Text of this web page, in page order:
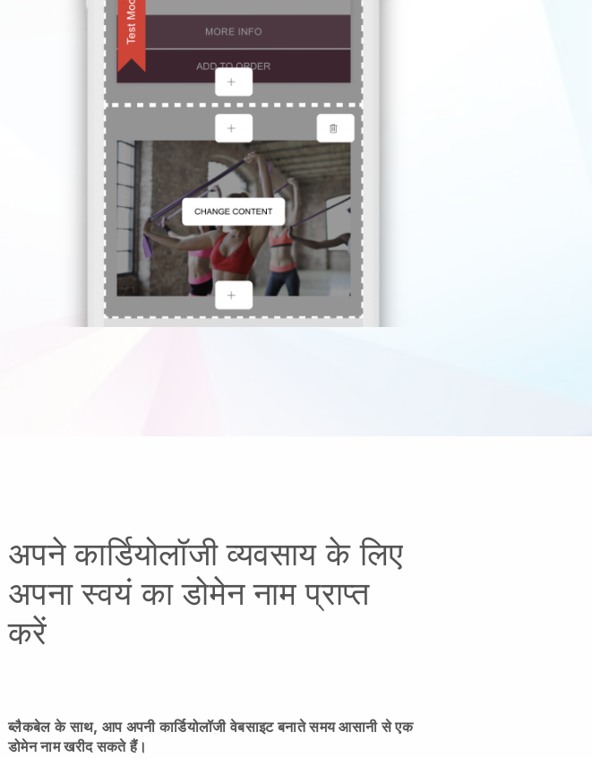
अपने कार्डियोलॉजी व्यवसाय के लिए
अपना स्वयं का डोमेन नाम प्राप्त
करें
ब्लैकबेल के साथ, आप अपनी कार्डियोलॉजी वेबसाइट बनाते समय आसानी से एक
डोमेन नाम खरीद सकते हैं।